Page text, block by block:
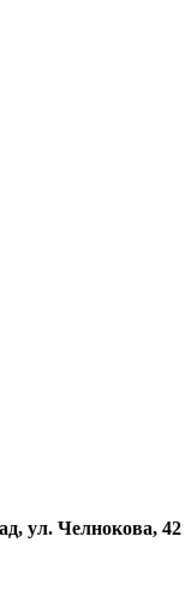
ул. Челнокова, 42